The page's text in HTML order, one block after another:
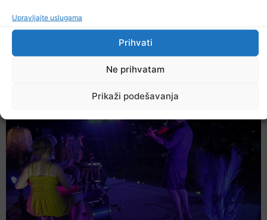
Upravljajte uslugama
Prihvati
Ne prihvatam
Prikaži podešavanja
U TK povećan broj požara